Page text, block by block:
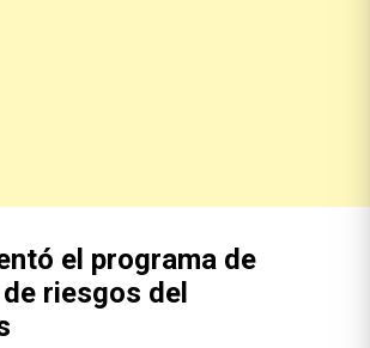
el programa de
riesgos del